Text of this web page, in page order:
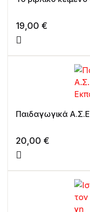
19,00 €
Παιδαγωγικά
20,00 €